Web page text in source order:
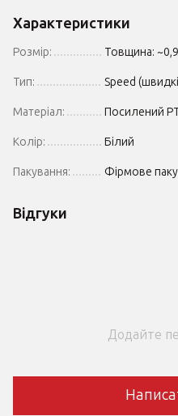
Характеристики
Розмір: Товщина:
Тип: Speed
Матеріал: Посилений
Колір: Білий
Пакування: Фірмове
Відгуки
Додайте